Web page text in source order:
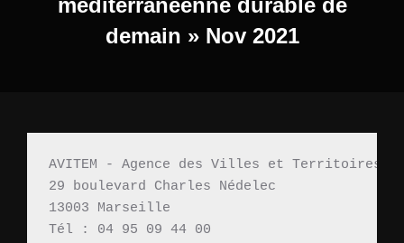
méditerranéenne durable de
demain » Nov 2021
AVITEM - Agence des Villes et Territoires
29 boulevard Charles Nédelec
13003 Marseille
Tél : 04 95 09 44 00